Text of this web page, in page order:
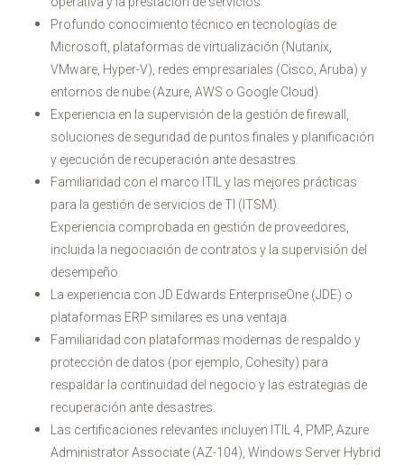
Profundo conocimiento técnico en tecnologías de
Microsoft, plataformas de virtualización (Nutanix,
VMware, Hyper-V), redes empresariales (Cisco, Aruba) y
entornos de nube (Azure, AWS o Google Cloud).
Experiencia en la supervisión de la gestión de firewall,
soluciones de seguridad de puntos finales y planificación
y ejecución de recuperación ante desastres.
Familiaridad con el marco ITIL y las mejores prácticas
para la gestión de servicios de TI (ITSM).
Experiencia comprobada en gestión de proveedores,
incluida la negociación de contratos y la supervisión del
desempeño.
La experiencia con JD Edwards EnterpriseOne (JDE) o
plataformas ERP similares es una ventaja.
Familiaridad con plataformas modernas de respaldo y
protección de datos (por ejemplo, Cohesity) para
respaldar la continuidad del negocio y las estrategias de
recuperación ante desastres.
Las certificaciones relevantes incluyen ITIL 4, PMP, Azure
Administrator Associate (AZ-104), Windows Server Hybrid